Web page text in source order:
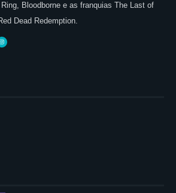
Ring, Bloodborne e as franquias The Last of
Dead Redemption.